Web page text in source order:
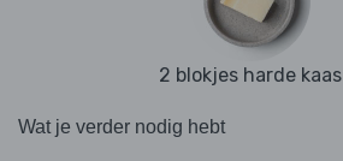
2 blokjes harde kaas
Wat je verder nodig hebt